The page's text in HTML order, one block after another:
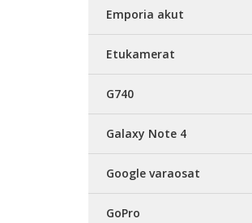
Emporia akut
Etukamerat
G740
Galaxy Note 4
Google varaosat
GoPro